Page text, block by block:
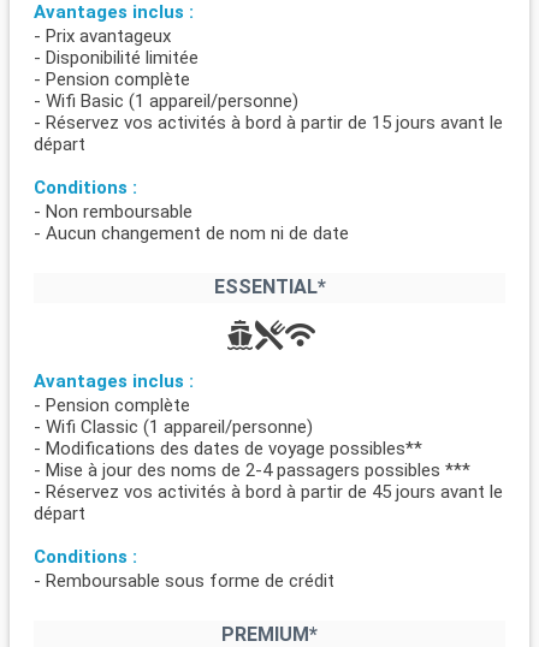
Avantages inclus :
- Prix avantageux
- Disponibilité limitée
- Pension complète
- Wifi Basic (1 appareil/personne)
- Réservez vos activités à bord à partir de 15 jours avant le
départ
Conditions :
- Non remboursable
- Aucun changement de nom ni de date
ESSENTIAL*
Avantages inclus :
- Pension complète
- Wifi Classic (1 appareil/personne)
- Modifications des dates de voyage possibles**
- Mise à jour des noms de 2-4 passagers possibles ***
- Réservez vos activités à bord à partir de 45 jours avant le
départ
Conditions :
- Remboursable sous forme de crédit
PREMIUM*